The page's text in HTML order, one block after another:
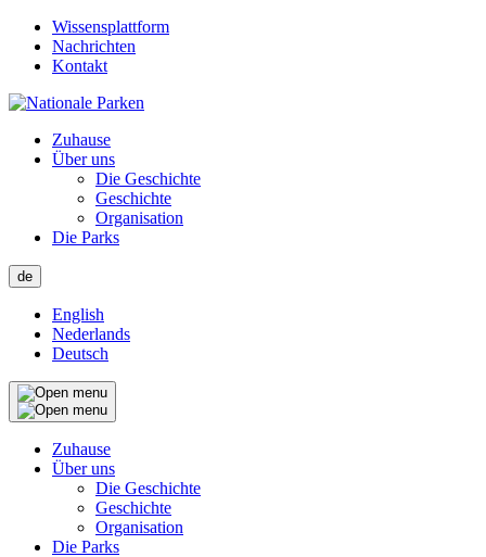
Skip
main
Wissensplattform
Nachrichten
Kontakt
Zuhause
Über uns
Die Geschichte
Geschichte
Organisation
Die Parks
de
English
Nederlands
Deutsch
Zuhause
Über uns
Die Geschichte
Geschichte
Organisation
Die Parks